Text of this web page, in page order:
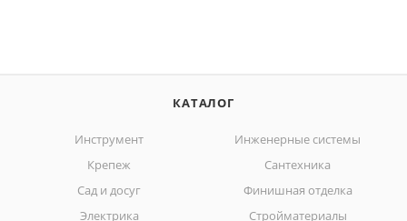
КАТАЛОГ
Инструмент
Инженерные системы
Крепеж
Сантехника
Сад и досуг
Финишная отделка
Электрика
Стройматериалы